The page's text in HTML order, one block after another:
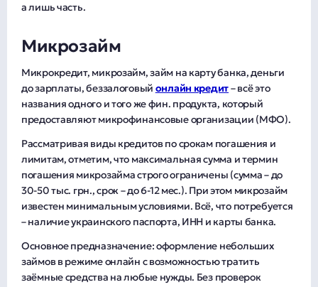
а лишь часть.
Микрозайм
Микрокредит, микрозайм, займ на карту банка, деньги
до зарплаты, беззалоговый онлайн кредит– всё это
названия одного и того же фин. продукта, который
предоставляют микрофинансовые организации (МФО).
Рассматривая виды кредитов по срокам погашения и
лимитам, отметим, что максимальная сумма и термин
погашения микрозайма строго ограничены (сумма – до
30-50 тыс. грн., срок – до 6-12 мес.). При этом микрозайм
известен минимальным условиями. Всё, что потребуется
– наличие украинского паспорта, ИНН и карты банка.
Основное предназначение: оформление небольших
займов в режиме онлайн с возможностью тратить
заёмные средства на любые нужды. Без проверок